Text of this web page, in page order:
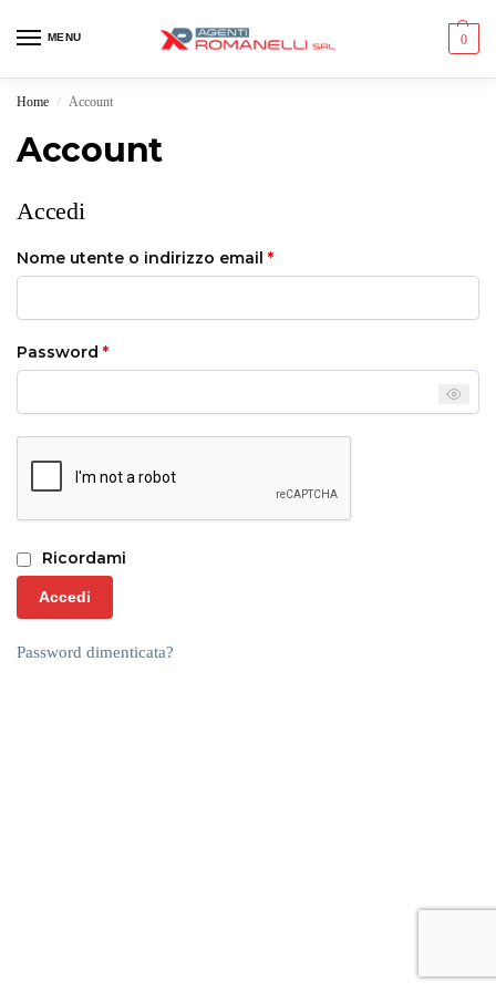
MENU 0
Home / Account
Account
Accedi
Nome utente o indirizzo email *
Password *
Ricordami
Accedi
Password dimenticata?